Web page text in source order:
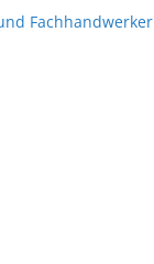
Fachhandwerker